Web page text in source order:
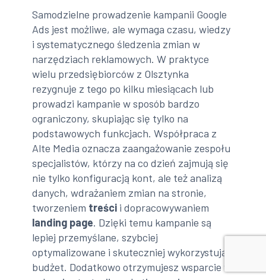
Samodzielne prowadzenie kampanii Google
Ads jest możliwe, ale wymaga czasu, wiedzy
i systematycznego śledzenia zmian w
narzędziach reklamowych. W praktyce
wielu przedsiębiorców z Olsztynka
rezygnuje z tego po kilku miesiącach lub
prowadzi kampanie w sposób bardzo
ograniczony, skupiając się tylko na
podstawowych funkcjach. Współpraca z
Alte Media oznacza zaangażowanie zespołu
specjalistów, którzy na co dzień zajmują się
nie tylko konfiguracją kont, ale też analizą
danych, wdrażaniem zmian na stronie,
tworzeniem treści i dopracowywaniem
landing page. Dzięki temu kampanie są
lepiej przemyślane, szybciej
optymalizowane i skuteczniej wykorzystują
budżet. Dodatkowo otrzymujesz wsparcie w